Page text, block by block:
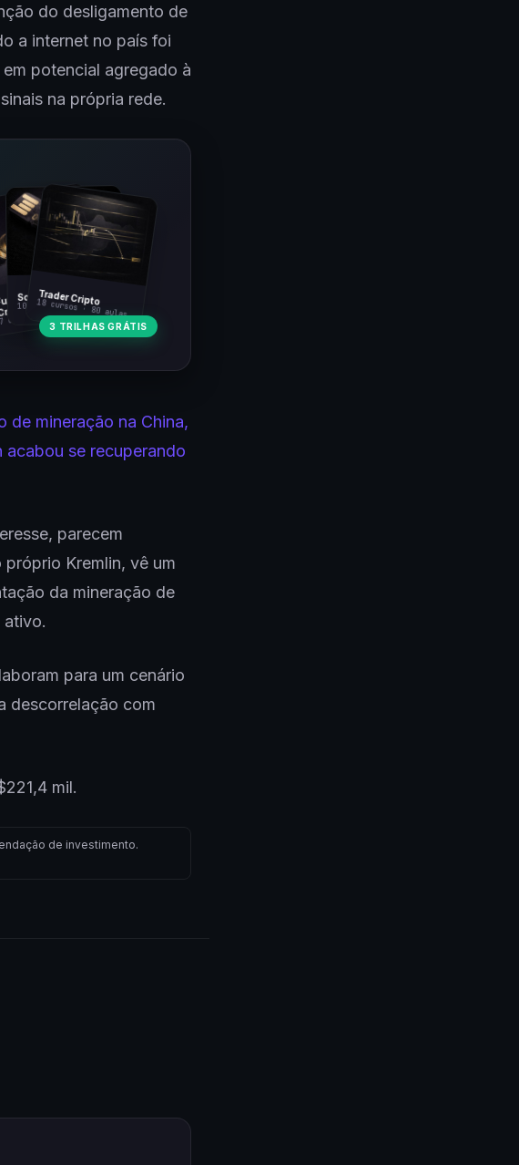
do desligamento de
a internet no país foi
potencial agregado à
na própria rede.
cursos · 31 aulas
Trader Cripto
18 cursos · 80 aulas
Soberania Bitcoin
10 cursos · 44 aulas
3 TRILHAS GRÁTIS
de mineração na China,
acabou se recuperando
parecem
Kremlin, vê um
da mineração de
ativo.
para um cenário
descorrelação com
mil.
de investimento.